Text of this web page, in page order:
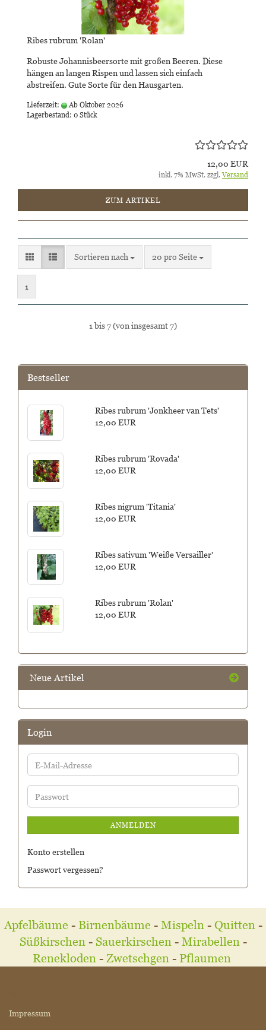
Ribes rubrum 'Rolan'
Robuste Johannisbeersorte mit großen Beeren. Diese
hängen an langen Rispen und lassen sich einfach
abstreifen. Gute Sorte für den Hausgarten.
Lieferzeit:
Ab Oktober 2026
Lagerbestand: 0 Stück
12,00 EUR
inkl. 7% MwSt. zzgl.Versand
ZUM ARTIKEL
Sortieren nach
Sortieren nach 20 pro Seite
pro Seite
1
1 bis7(von insgesamt7)
Bestseller
Ribes rubrum 'Jonkheer van Tets'
12,00 EUR
Ribes rubrum 'Rovada'
12,00 EUR
Ribes nigrum 'Titania'
12,00 EUR
Ribes sativum 'Weiße Versailler'
12,00 EUR
Ribes rubrum 'Rolan'
12,00 EUR
Neue Artikel
Login
E-
Mail-
Adresse
Passwort
ANMELDEN
Konto erstellen
Passwort vergessen?
Apfelbäume - Birnenbäume - Mispeln- Quitten-
Süßkirschen - Sauerkirschen- Mirabellen -
Renekloden- Zwetschgen - Pflaumen
Impressum